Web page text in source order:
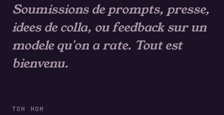
Soumissions de prompts, presse,
idees de colla, ou feedback sur un
modele qu'on a rate. Tout est
bienvenu.
TON NOM